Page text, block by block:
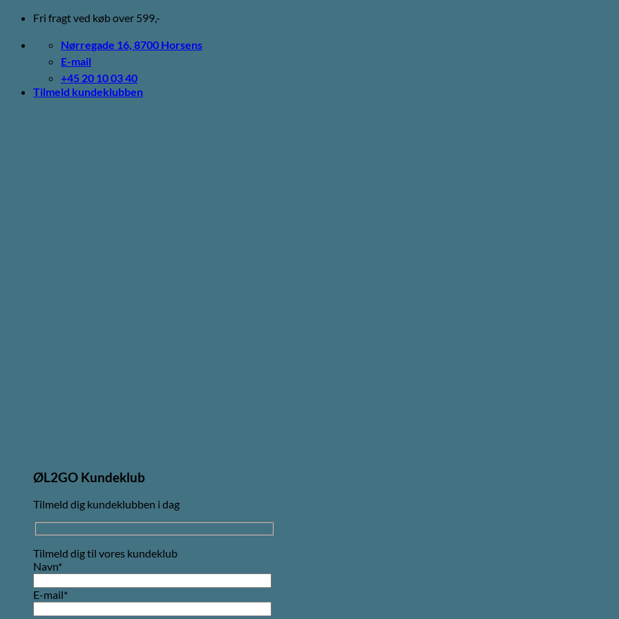
Fortsæt
indhold
Fri fragt ved køb over 599,-
Nørregade 16, 8700 Horsens
E-mail
+45 20 10 03 40
Tilmeld kundeklubben
ØL2GO Kundeklub
Tilmeld dig kundeklubben i dag
Tilmeld dig til vores kundeklub
Navn*
E-mail*